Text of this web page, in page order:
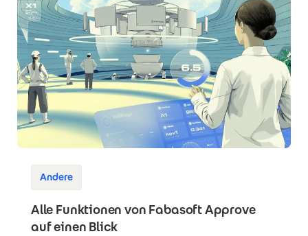
Andere
Alle Funktionen von Fabasoft Approve
auf einen Blick